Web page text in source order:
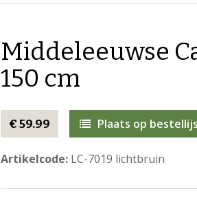
​Middeleeuwse
150 cm
€ 59.99 Plaats op
Artikelcode:LC-7019 lichtbruin